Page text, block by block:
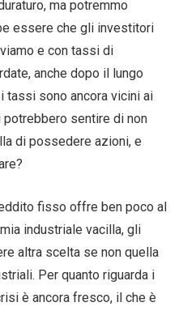
ma potremmo
essere che gli investitori
e con tassi di
anche dopo il lungo
tassi sono ancora vicini ai
sentire di non
di possedere azioni, e
fisso offre ben poco al
industriale vacilla, gli
altra scelta se non quella
Per quanto riguarda i
è ancora fresco, il che è